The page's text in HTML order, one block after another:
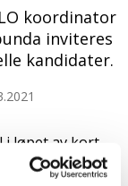
koordinator
inviteres
kandidater.
i løpet av kort